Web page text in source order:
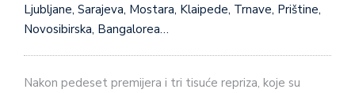
Ljubljane, Sarajeva, Mostara, Klaipede, Trnave, Prištine,
Novosibirska, Bangalorea…
Nakon pedeset premijera i tri tisuće repriza, koje su